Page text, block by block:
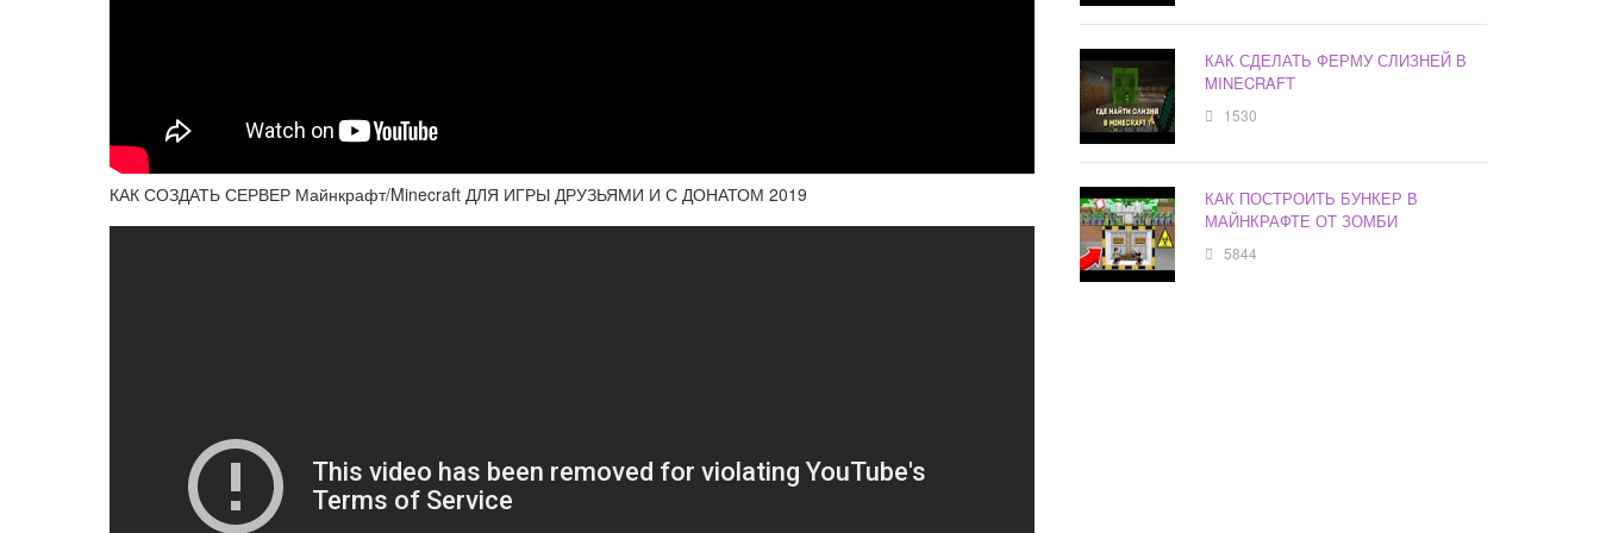
КАК СОЗДАТЬ СЕРВЕР Майнкрафт/Minecraft ДЛЯ ИГРЫ ДРУЗЬЯМИ И С ДОНАТОМ 2019
КАК СДЕЛАТЬ ФЕРМУ СЛИЗНЕЙ В
MINECRAFT
1530
КАК ПОСТРОИТЬ БУНКЕР В
МАЙНКРАФТЕ ОТ ЗОМБИ
5844